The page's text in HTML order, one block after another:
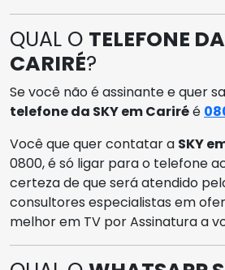
QUAL O TELEFONE
CARIRÉ?
Se você não é assinante e quer
telefone da SKY em Cariréé
Você que quer contatar a SKY
0800, é só ligar para o telefone
certeza de que será atendido
consultores especialistas em
melhor em TV por Assinatura a